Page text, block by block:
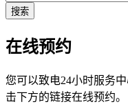
在线预约
您可以致电24小时服务
击下方的链接在线预约。